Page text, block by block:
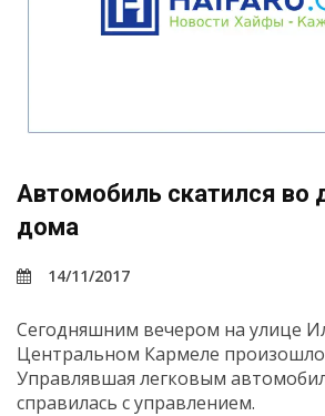
Автомобиль скатился во
дома
14/11/2017
Сегодняшним вечером на улице
Центральном Кармеле
Управлявшая легковым
справилась с управлением.